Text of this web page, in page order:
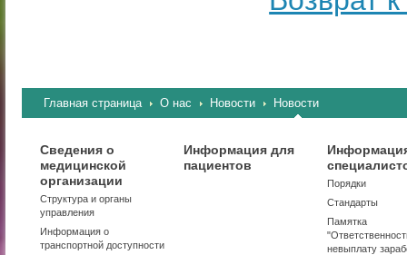
Главная страница О нас Новости Новости
Сведения о
медицинской
организации
Структура и органы
управления
Информация о
транспортной доступности
Информация для
пациентов
Порядки
Стандарты
Памятка
невыплату